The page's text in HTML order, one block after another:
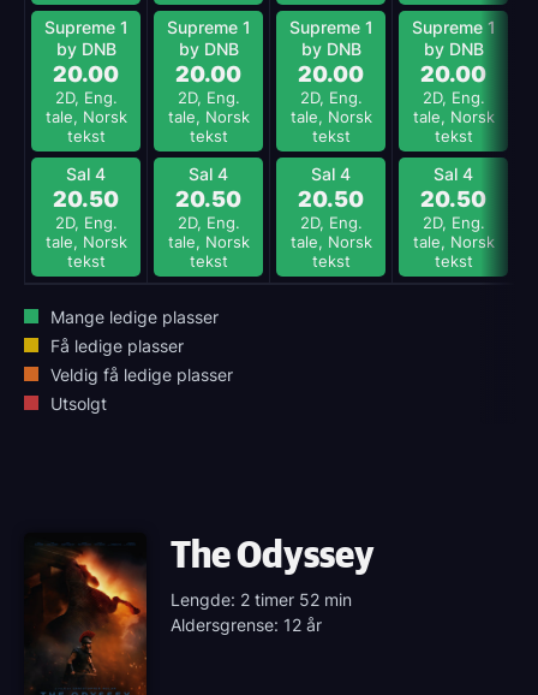
Supreme 1
by DNB
20.00
2D, Eng.
tale, Norsk
tekst
Sal 4
20.50
2D, Eng.
tale, Norsk
tekst
Supreme 1
by DNB
20.00
2D, Eng.
tale, Norsk
tekst
Sal 4
20.50
2D, Eng.
tale, Norsk
tekst
Supreme 1
by DNB
20.00
2D, Eng.
tale, Norsk
tekst
Sal 4
20.50
2D, Eng.
tale, Norsk
tekst
Supreme 1
by DNB
20.00
2D, Eng.
tale, Norsk
tekst
Sal 4
20.50
2D, Eng.
tale, Norsk
tekst
Mange ledige plasser
Få ledige plasser
Veldig få ledige plasser
Utsolgt
The Odyssey
Lengde: 2 timer 52 min
Aldersgrense: 12 år